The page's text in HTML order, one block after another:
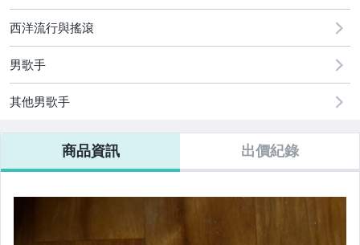
西洋流行與搖滾
男歌手
其他男歌手
商品資訊 出價紀錄